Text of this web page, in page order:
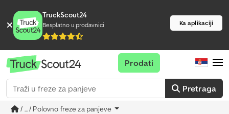
TruckScout24
Besplatno u prodavnici Ka aplikaciji
Pretraga
Prodati
/ ... / Polovno freze za panjeve